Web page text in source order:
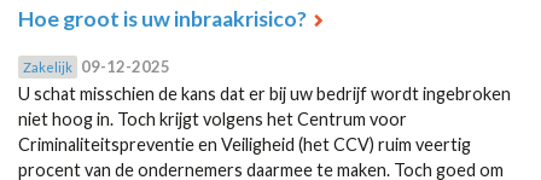
Hoe groot is uw inbraakrisico?
Zakelijk 09-12-2025
U schat misschien de kans dat er bij uw bedrijf wordt ingebroken
niet hoog in. Toch krijgt volgens het Centrum voor
Criminaliteitspreventie en Veiligheid (het CCV) ruim veertig
procent van de ondernemers daarmee te maken. Toch goed om